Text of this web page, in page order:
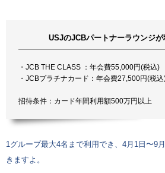
USJのJCBパートナーラウンジ
・JCB THE CLASS ：年会費55,000円(税込)
・JCBプラチナカード：年会費27,500円(税込
招待条件：カード年間利用額500万円以上
1グループ最大4名まで利用でき、4月1日〜9
きますよ。